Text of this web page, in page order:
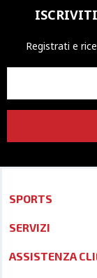
Registrati e
SPORTS
SERVIZI
ASSISTENZA